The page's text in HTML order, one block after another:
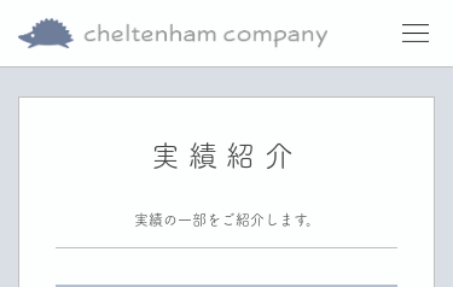
実績紹介
実績の一部をご紹介します。